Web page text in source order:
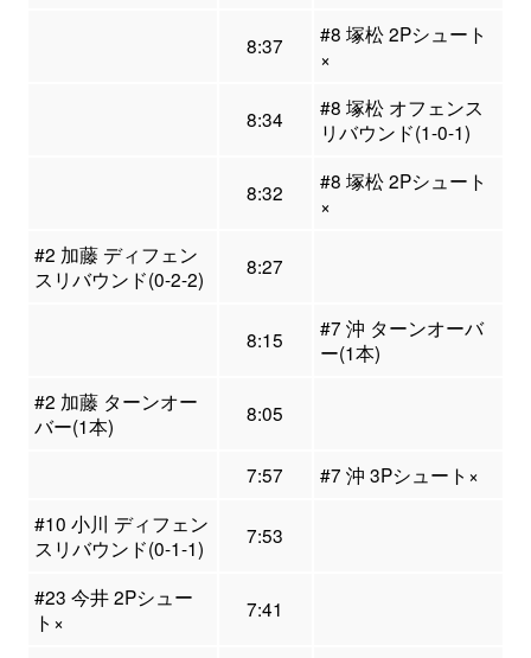
8:37
#8 塚松 2Pシュート
×
8:34
#8 塚松 オフェンス
リバウンド(1-0-1)
8:32
#8 塚松 2Pシュート
×
#2 加藤 ディフェン
スリバウンド(0-2-2)
8:27
8:15
#7 沖 ターンオーバ
ー(1本)
#2 加藤 ターンオー
バー(1本)
8:05
7:57
#7 沖 3Pシュート×
#10 小川 ディフェン
スリバウンド(0-1-1)
7:53
#23 今井 2Pシュー
ト×
7:41